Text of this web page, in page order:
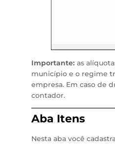
Importante: as
município e o regime
empresa. Em caso de
contador.
Aba Itens
Nesta aba você